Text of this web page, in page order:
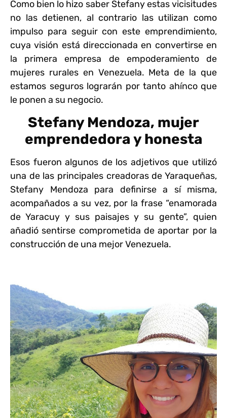
Como bien lo hizo saber Stefany estas vicisitudes
no las detienen, al contrario las utilizan como
impulso para seguir con este emprendimiento,
cuya visión está direccionada en convertirse en
la primera empresa de empoderamiento de
mujeres rurales en Venezuela. Meta de la que
estamos seguros lograrán por tanto ahínco que
le ponen a su negocio.
Stefany Mendoza, mujer
emprendedora y honesta
Esos fueron algunos de los adjetivos que utilizó
una de las principales creadoras de Yaraqueñas,
Stefany Mendoza para definirse a sí misma,
acompañados a su vez, por la frase “enamorada
de Yaracuy y sus paisajes y su gente”, quien
añadió sentirse comprometida de aportar por la
construcción de una mejor Venezuela.